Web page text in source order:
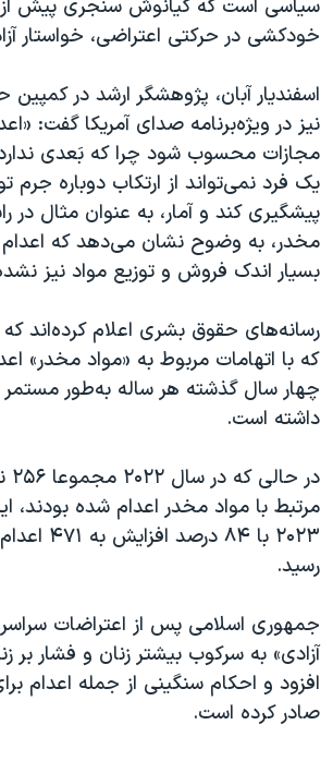
سیاسی است که کیانوش سنجری پیش از
خودکشی در حرکتی اعتراضی، خواستار
اسفندیار آبان، پژوهشگر ارشد در کمپین
نیز در ویژه‌برنامه صدای آمریکا گفت:
مجازات محسوب شود چرا که بَعدی
یک فرد نمی‌تواند از ارتکاب دوباره جرم
پیشگیری کند و آمار، به عنوان مثال در
مخدر، به وضوح نشان می‌دهد که
بسیار اندک فروش و توزیع مواد نیز
رسانه‌های حقوق بشری اعلام کرده‌اند که
که با اتهامات مربوط به «مواد مخدر»
چهار سال گذشته هر ساله به‌طور
داشته‌ است.
مرتبط با مواد مخدر اعدام شده بودند،
۲۰۲۳ با ۸۴
رسید.
جمهوری اسلامی پس از اعتراضات
آزادی» به سرکوب بیشتر زنان و فشار بر
افزود و احکام سنگینی از جمله اعدام
صادر کرده است.